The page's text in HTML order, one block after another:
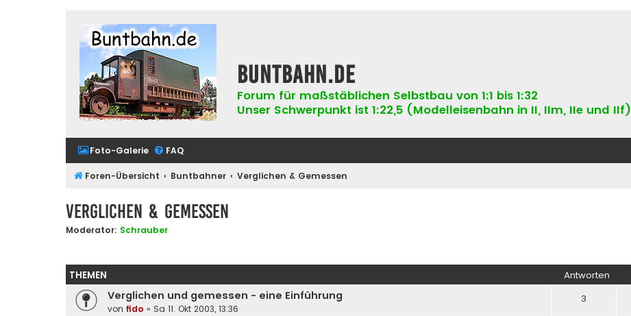
buntbahn.de
Forum für maßstäblichen Selbstbau von 1:1 bis 1:32
Unser Schwerpunkt ist 1:22,5 (Modelleisenbahn in II, IIm, IIe und IIf)
Foto-Galerie FAQ
Foren-Übersicht Buntbahner Verglichen & Gemessen
Verglichen & Gemessen
Moderator: Schrauber
THEMEN Antworten
Verglichen und gemessen - eine Einführung
von fido » Sa 11. Okt 2003, 13:36
3